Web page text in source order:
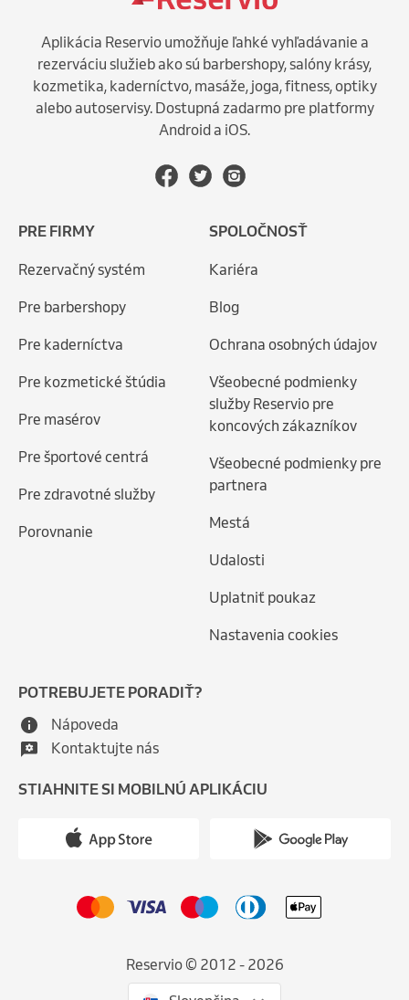
Aplikácia Reservio umožňuje ľahké vyhľadávanie a
rezerváciu služieb ako sú barbershopy, salóny krásy,
kozmetika, kaderníctvo, masáže, joga, fitness, optiky
alebo autoservisy. Dostupná zadarmo pre platformy
Android a iOS.
PRE FIRMY
Rezervačný systém
Pre barbershopy
Pre kaderníctva
Pre kozmetické štúdia
Pre masérov
Pre športové centrá
Pre zdravotné služby
Porovnanie
SPOLOČNOSŤ
Kariéra
Blog
Ochrana osobných údajov
Všeobecné podmienky
služby Reservio pre
koncových zákazníkov
Všeobecné podmienky pre
partnera
Mestá
Udalosti
Uplatniť poukaz
Nastavenia cookies
POTREBUJETE PORADIŤ?
Nápoveda
Kontaktujte nás
STIAHNITE SI MOBILNÚ APLIKÁCIU
Reservio © 2012 - 2026